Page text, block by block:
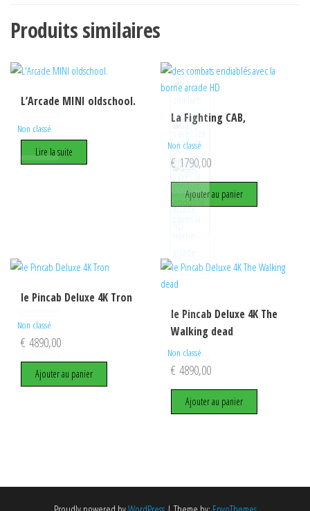
Produits similaires
L’Arcade MINI oldschool.
Non classé
Lire la suite
La Fighting CAB,
Non classé
€1790,00
Ajouter au panier
le Pincab Deluxe 4K Tron
Non classé
€ 4890,00
Ajouter au panier
le Pincab Deluxe 4K The
Walking dead
Non classé
€ 4890,00
Ajouter au panier